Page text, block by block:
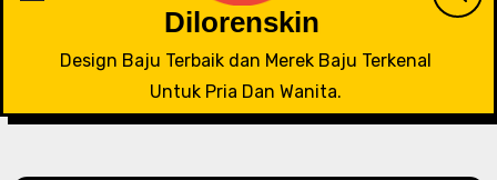
Dilorenskin
Design Baju Terbaik dan Merek Baju Terkenal
Untuk Pria Dan Wanita.